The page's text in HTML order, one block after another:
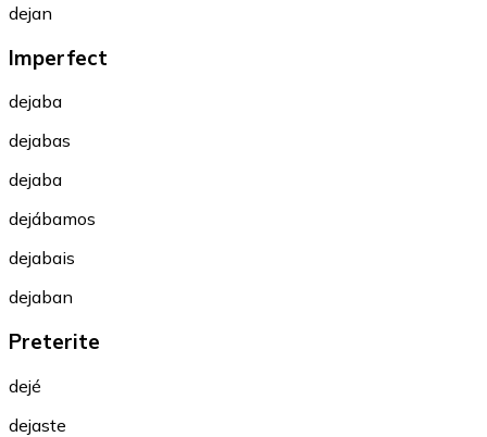
dejan
Imperfect
dejaba
dejabas
dejaba
dejábamos
dejabais
dejaban
Preterite
dejé
dejaste